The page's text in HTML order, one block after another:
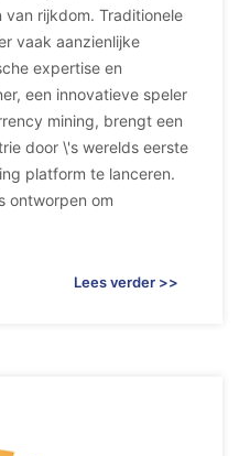
rijkdom. Traditionele
vaak aanzienlijke
expertise en
een innovatieve speler
mining, brengt een
door \'s werelds eerste
platform te lanceren.
ontworpen om
Lees verder >>